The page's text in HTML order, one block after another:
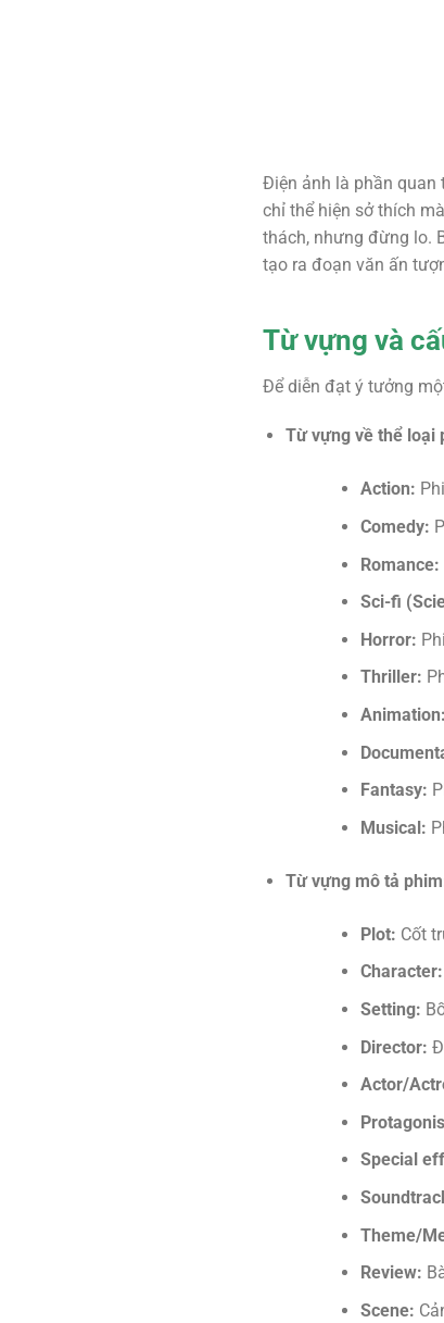
Điện ảnh là phần quan
chỉ thể hiện sở thích
thách, nhưng đừng lo.
tạo ra đoạn văn ấn
Từ vựng và
Để diễn đạt ý tưởng
Từ vựng về thể loại
Action:
Comedy:
Romance:
Sci-fi
Horror:
Thriller:
Animation:
Fantasy:
Musical:
Từ vựng mô tả
Plot: Cốt
Character:
Setting:
Director:
Actor/
Special
Theme/
Review:
Scene: